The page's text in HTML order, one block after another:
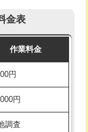
円~
円
円
円+材料費
金表
作業料金
円
円
調査